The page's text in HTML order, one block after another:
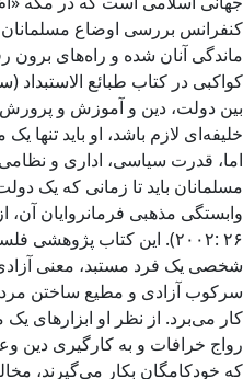
کنفرانس بررسی اوضاع
ماندگی آنان شده و راه‌های
کواکبی در کتاب طبائع
بین دولت، دین و آموزش و
خلیفه‌ای لازم باشد، او باید
اما، قدرت سیاسى، اداری و نظامى
مسلمانان باید تا زمانی که یک
۲۰۰۲: ۲۶). این کتاب
شخصی یک فرد مستبد، معنی آزادی
سرکوب آزادی و مطیع ساختن
کار می‌برد. از نظر او ابزارهای
رواج خرافات و به کارگیری دین
که خودکامگان بکار می‌گیرند،